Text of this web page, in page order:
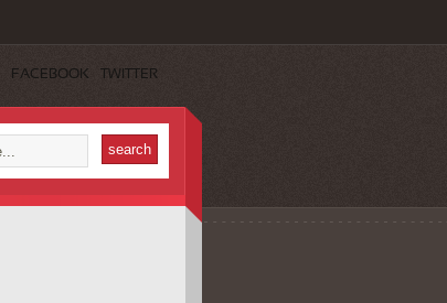
FACEBOOK TWITTER